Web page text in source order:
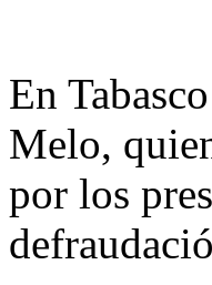
En
Melo,
por los